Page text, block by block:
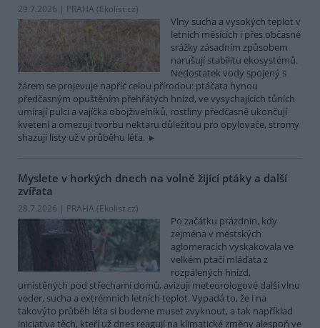
29.7.2026 | PRAHA (Ekolist.cz)
Vlny sucha a vysokých teplot v
letních měsících i přes občasné
srážky zásadním způsobem
narušují stabilitu ekosystémů.
Nedostatek vody spojený s
žárem se projevuje napříč celou přírodou: ptáčata hynou
předčasným opuštěním přehřátých hnízd, ve vysychajících tůních
umírají pulci a vajíčka obojživelníků, rostliny předčasně ukončují
kvetení a omezují tvorbu nektaru důležitou pro opylovače, stromy
shazují listy už v průběhu léta.
Myslete v horkých dnech na volně žijící ptáky a další
zvířata
28.7.2026 | PRAHA (Ekolist.cz)
Po začátku prázdnin, kdy
zejména v městských
aglomeracích vyskakovala ve
velkém ptačí mláďata z
rozpálených hnízd,
umístěných pod střechami domů, avizují meteorologové další vlnu
veder, sucha a extrémních letních teplot. Vypadá to, že i na
takovýto průběh léta si budeme muset zvyknout, a tak například
iniciativa těch, kteří už dnes reagují na klimatické změny alespoň ve